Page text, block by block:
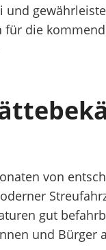
die
von
gut
und